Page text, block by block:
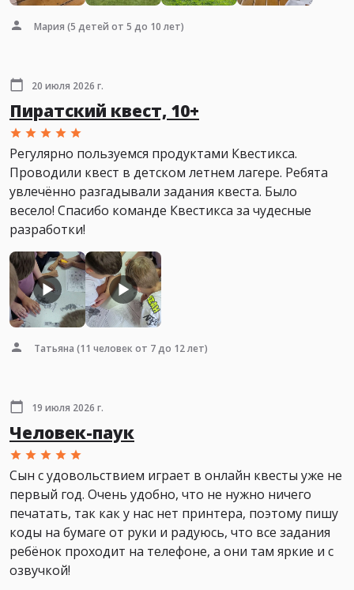
Мария (5 детей от 5 до 10 лет)
20 июля 2026 г.
Пиратский квест, 10+
Регулярно пользуемся продуктами Квестикса.
Проводили квест в детском летнем лагере. Ребята
увлечённо разгадывали задания квеста. Было
весело! Спасибо команде Квестикса за чудесные
разработки!
Татьяна (11 человек от 7 до 12 лет)
19 июля 2026 г.
Человек-паук
Сын с удовольствием играет в онлайн квесты уже не
первый год. Очень удобно, что не нужно ничего
печатать, так как у нас нет принтера, поэтому пишу
коды на бумаге от руки и радуюсь, что все задания
ребёнок проходит на телефоне, а они там яркие и с
озвучкой!